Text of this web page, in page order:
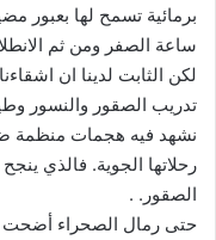
برمائية تسمح لها بعبور
ساعة الصفر ومن ثم
لكن الثابت لدينا ان
تدريب الصقور والنسور
رحلاتها الجوية. فالذي
الصقور. .
حتى رمال الصحراء أضحت